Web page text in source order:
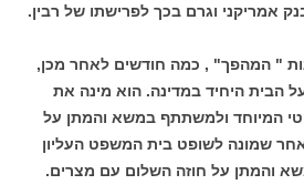
אמריקני וגרם בכך לפרישתו של רבין.
" המהפך" , כמה חודשים לאחר מכן,
הבית היחיד במדינה. הוא מינה את
המיוחד ולמשתתף במשא והמתן על
שמונה לשופט בית המשפט העליון
והמתן על חוזה השלום עם מצרים.